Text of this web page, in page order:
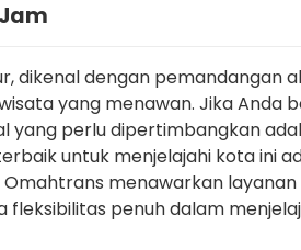
dikenal dengan pemandangan
yang menawan. Jika Anda
yang perlu dipertimbangkan
untuk menjelajahi kota ini
menawarkan layanan
fleksibilitas penuh dalam